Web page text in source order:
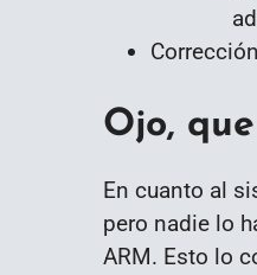
Ojo,
En cuanto al
pero nadie lo
ARM. Esto lo